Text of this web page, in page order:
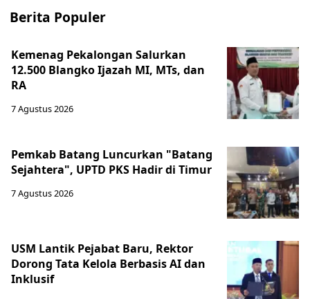
Berita Populer
Kemenag Pekalongan Salurkan
12.500 Blangko Ijazah MI, MTs, dan
RA
7 Agustus 2026
Pemkab Batang Luncurkan "Batang
Sejahtera", UPTD PKS Hadir di Timur
7 Agustus 2026
USM Lantik Pejabat Baru, Rektor
Dorong Tata Kelola Berbasis AI dan
Inklusif